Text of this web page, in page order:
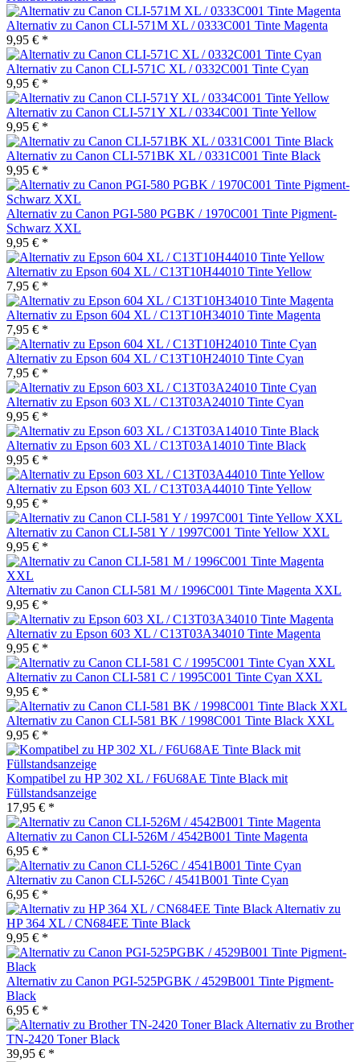
Alternativ zu Canon CLI-571M XL / 0333C001 Tinte Magenta
9,95 € *
Alternativ zu Canon CLI-571C XL / 0332C001 Tinte Cyan
9,95 € *
Alternativ zu Canon CLI-571Y XL / 0334C001 Tinte Yellow
9,95 € *
Alternativ zu Canon CLI-571BK XL / 0331C001 Tinte Black
9,95 € *
Alternativ zu Canon PGI-580 PGBK / 1970C001 Tinte Pigment-
Schwarz XXL
9,95 € *
Alternativ zu Epson 604 XL / C13T10H44010 Tinte Yellow
7,95 € *
Alternativ zu Epson 604 XL / C13T10H34010 Tinte Magenta
7,95 € *
Alternativ zu Epson 604 XL / C13T10H24010 Tinte Cyan
7,95 € *
Alternativ zu Epson 603 XL / C13T03A24010 Tinte Cyan
9,95 € *
Alternativ zu Epson 603 XL / C13T03A14010 Tinte Black
9,95 € *
Alternativ zu Epson 603 XL / C13T03A44010 Tinte Yellow
9,95 € *
Alternativ zu Canon CLI-581 Y / 1997C001 Tinte Yellow XXL
9,95 € *
Alternativ zu Canon CLI-581 M / 1996C001 Tinte Magenta XXL
9,95 € *
Alternativ zu Epson 603 XL / C13T03A34010 Tinte Magenta
9,95 € *
Alternativ zu Canon CLI-581 C / 1995C001 Tinte Cyan XXL
9,95 € *
Alternativ zu Canon CLI-581 BK / 1998C001 Tinte Black XXL
9,95 € *
Kompatibel zu HP 302 XL / F6U68AE Tinte Black mit
Füllstandsanzeige
17,95 € *
Alternativ zu Canon CLI-526M / 4542B001 Tinte Magenta
6,95 € *
Alternativ zu Canon CLI-526C / 4541B001 Tinte Cyan
6,95 € *
Alternativ zu
HP 364 XL / CN684EE Tinte Black
9,95 € *
Alternativ zu Canon PGI-525PGBK / 4529B001 Tinte Pigment-
Black
6,95 € *
Alternativ zu Brother
TN-2420 Toner Black
39,95 € *